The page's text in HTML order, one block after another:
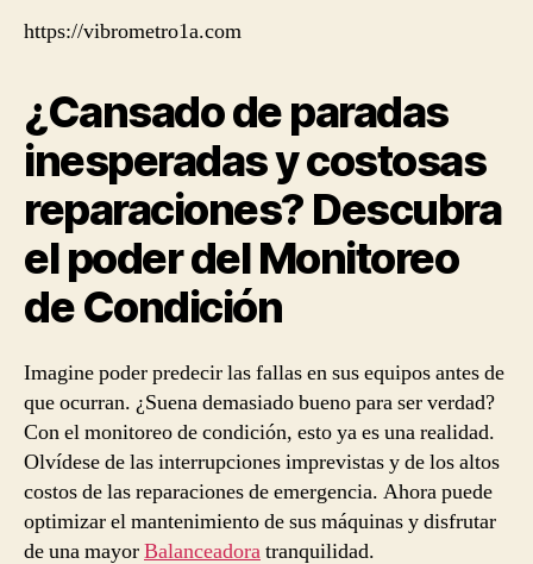
costosas
reparaciones?
Descubra
el
poder
del
Monitoreo
https://vibrometro1a.com
¿Cansado de paradas
inesperadas y costosas
reparaciones? Descubra
el poder del Monitoreo
de Condición
Imagine poder predecir las fallas en sus equipos antes de
que ocurran. ¿Suena demasiado bueno para ser verdad?
Con el monitoreo de condición, esto ya es una realidad.
Olvídese de las interrupciones imprevistas y de los altos
costos de las reparaciones de emergencia. Ahora puede
optimizar el mantenimiento de sus máquinas y disfrutar
de una mayorBalanceadoratranquilidad.